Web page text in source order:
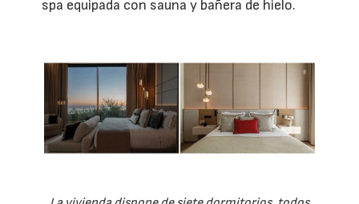
spa equipada con sauna y bañera de hielo.